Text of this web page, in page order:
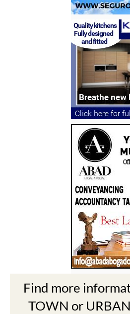
Find more
TOWN or